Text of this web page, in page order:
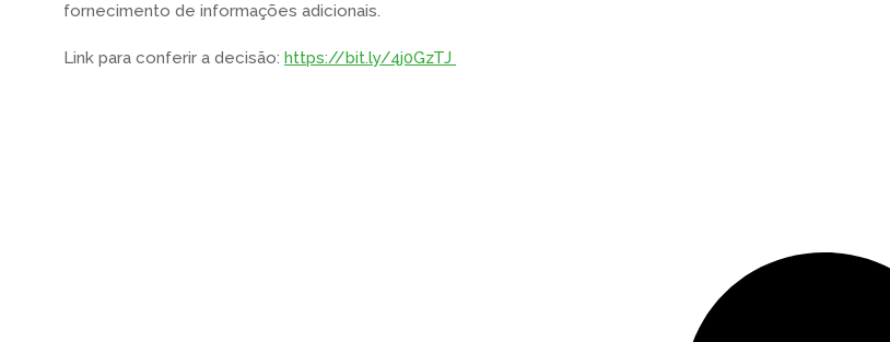
fornecimento de informações adicionais.
Link para conferir a decisão: https://bit.ly/4j0GzTJ